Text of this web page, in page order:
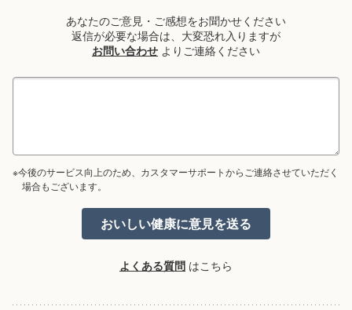
あなたのご意見・ご感想をお聞かせください
返信が必要な場合は、大変恐れ入りますが
お問い合わせ よりご連絡ください
※今後のサービス向上のため、カスタマーサポートからご連絡させていただく
場合もございます。
よくある質問 はこちら